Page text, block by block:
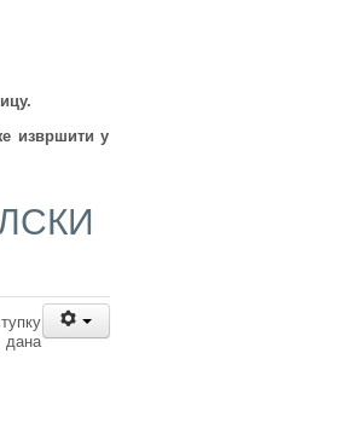
извршити у
дана